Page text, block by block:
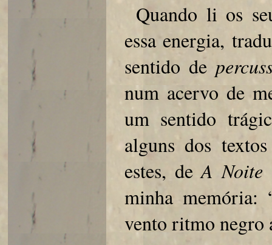
Quando li os
essa energia,
sentido de
num acervo de
um sentido
alguns dos
estes, deA Noite
minha memória:
vento ritmo negro